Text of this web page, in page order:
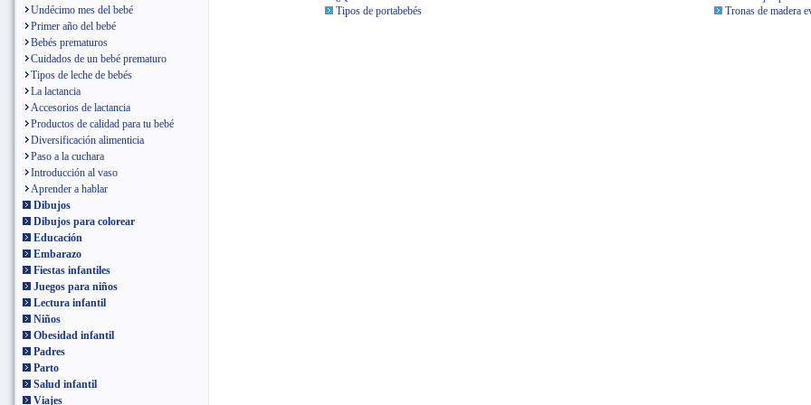
Undécimo mes del bebé
Primer año del bebé
Bebés prematuros
Cuidados de un bebé prematuro
Tipos de leche de bebés
La lactancia
Accesorios de lactancia
Productos de calidad para tu bebé
Diversificación alimenticia
Paso a la cuchara
Introducción al vaso
Aprender a hablar
Dibujos
Dibujos para colorear
Educación
Embarazo
Fiestas infantiles
Juegos para niños
Lectura infantil
Niños
Obesidad infantil
Padres
Parto
Salud infantil
Viajes
Tipos de portabebés
Tronas de madera